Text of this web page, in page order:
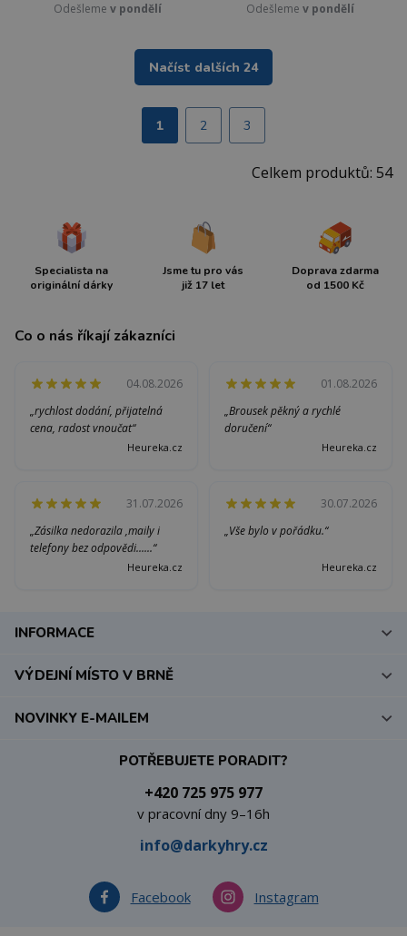
Odešleme v pondělí
Odešleme v pondělí
Načíst dalších 24
1 2 3
Celkem produktů: 54
Specialista na
originální dárky
Jsme tu pro vás
již 17 let
Doprava zdarma
od 1500 Kč
Co o nás říkají zákazníci
04.08.2026
„rychlost dodání, přijatelná
cena, radost vnoučat“
Heureka.cz
01.08.2026
„Brousek pěkný a rychlé
doručení“
Heureka.cz
31.07.2026
„Zásilka nedorazila ,maily i
telefony bez odpovědi......“
Heureka.cz
30.07.2026
„Vše bylo v pořádku.“
Heureka.cz
INFORMACE
VÝDEJNÍ MÍSTO V BRNĚ
POTŘEBUJETE PORADIT?
+420 725 975 977
v pracovní dny 9–16h
info@darkyhry.cz
Facebook Instagram
NOVINKY E-MAILEM